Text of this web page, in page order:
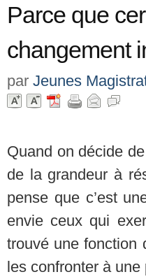
Parce que
changement
par Jeunes
Quand on décide
de la grandeur à
pense que c’est
envie ceux qui
trouvé une fonction
les confronter à une